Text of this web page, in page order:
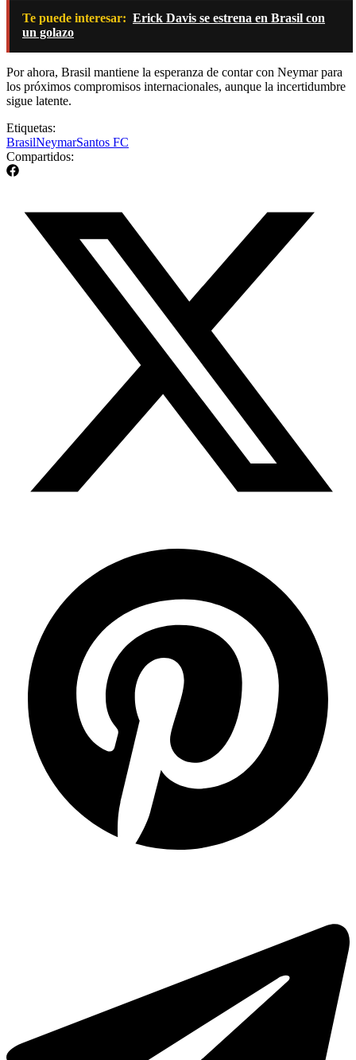
Te puede interesar: Erick Davis se estrena en Brasil con
un golazo
Por ahora, Brasil mantiene la esperanza de contar con Neymar para
los próximos compromisos internacionales, aunque la incertidumbre
sigue latente.
Etiquetas:
BrasilNeymarSantos FC
Compartidos: